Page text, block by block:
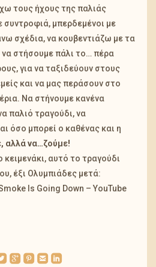
τους ήχους της παλιάς
συντροφιά, μπερδεμένοι με
σχέδια, να κουβεντιάζω με τα
να στήσουμε πάλι το… πέρα
για να ταξιδεύουν στους
και να μας περάσουν στο
Να στήνουμε κανένα
παλιό τραγούδι, να
όσο μπορεί ο καθένας και η
αλλά να…ζούμε!
αυτό το τραγούδι
έξι Ολυμπιάδες μετά:
Is Going Down – YouTube
roundedgoogleplus roundedpinterest roundedemail roundedlinkedin